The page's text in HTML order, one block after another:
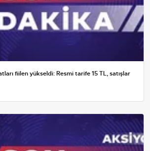
fiilen yükseldi: Resmi tarife 15 TL, satışlar